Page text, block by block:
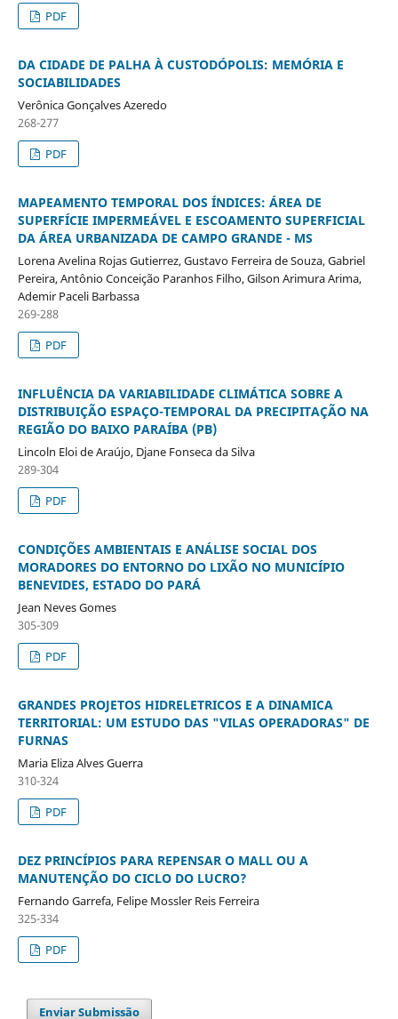
PDF
DA CIDADE DE PALHA À CUSTODÓPOLIS: MEMÓRIA E
SOCIABILIDADES
Verônica Gonçalves Azeredo
268-277
PDF
MAPEAMENTO TEMPORAL DOS ÍNDICES: ÁREA DE
SUPERFÍCIE IMPERMEÁVEL E ESCOAMENTO SUPERFICIAL
DA ÁREA URBANIZADA DE CAMPO GRANDE - MS
Lorena Avelina Rojas Gutierrez, Gustavo Ferreira de Souza, Gabriel
Pereira, Antônio Conceição Paranhos Filho, Gilson Arimura Arima,
Ademir Paceli Barbassa
269-288
PDF
INFLUÊNCIA DA VARIABILIDADE CLIMÁTICA SOBRE A
DISTRIBUIÇÃO ESPAÇO-TEMPORAL DA PRECIPITAÇÃO NA
REGIÃO DO BAIXO PARAÍBA (PB)
Lincoln Eloi de Araújo, Djane Fonseca da Silva
289-304
PDF
CONDIÇÕES AMBIENTAIS E ANÁLISE SOCIAL DOS
MORADORES DO ENTORNO DO LIXÃO NO MUNICÍPIO
BENEVIDES, ESTADO DO PARÁ
Jean Neves Gomes
305-309
PDF
GRANDES PROJETOS HIDRELETRICOS E A DINAMICA
TERRITORIAL: UM ESTUDO DAS "VILAS OPERADORAS" DE
FURNAS
Maria Eliza Alves Guerra
310-324
PDF
DEZ PRINCÍPIOS PARA REPENSAR O MALL OU A
MANUTENÇÃO DO CICLO DO LUCRO?
Fernando Garrefa, Felipe Mossler Reis Ferreira
325-334
PDF
Enviar Submissão